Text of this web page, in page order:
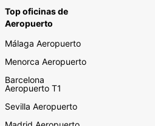
Top oficinas de
Aeropuerto
Málaga Aeropuerto
Menorca Aeropuerto
Barcelona
Aeropuerto T1
Sevilla Aeropuerto